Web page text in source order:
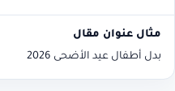
بدل أطفال عيد الأضحى 2026